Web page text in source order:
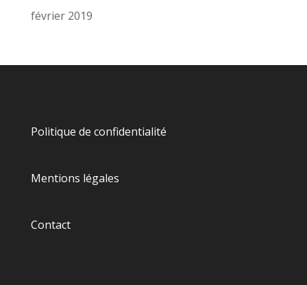
février 2019
Politique de confidentialité
Mentions légales
Contact